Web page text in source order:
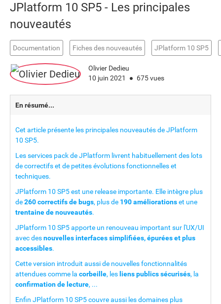
JPlatform 10 SP5 - Les principales
nouveautés
Documentation Fiches des nouveautés JPlatform 10 SP5
Olivier Dedieu
10 juin 2021
675 vues
En résumé...
Cet article présente les principales nouveautés de JPlatform
10 SP5.
Les services pack de JPlatform livrent habituellement des lots
de correctifs et de petites évolutions fonctionnelles et
techniques.
JPlatform 10 SP5 est une release importante. Elle intègre plus
de260 correctifs de bugs, plus de 190 améliorationset une
trentaine de nouveautés.
JPlatform 10 SP5 apporte un renouveau important sur l'UX/UI
avec desnouvelles interfaces simplifiées, épurées et plus
accessibles.
Cette version introduit aussi de nouvelles fonctionnalités
attendues comme la corbeille, les liens publics sécurisés, la
confirmation de lecture, ...
Enfin JPlatform 10 SP5 couvre aussi les domaines plus